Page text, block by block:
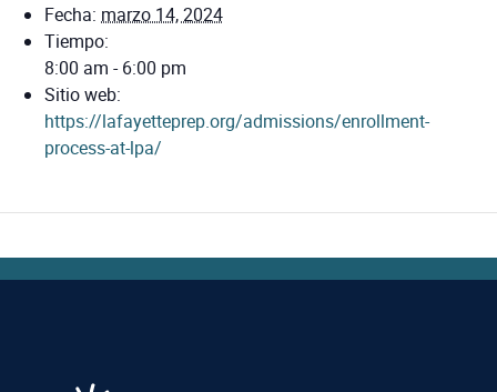
Fecha: marzo 14, 2024
Tiempo:
8:00 am - 6:00 pm
Sitio web:
https://lafayetteprep.org/admissions/enrollment-
process-at-lpa/